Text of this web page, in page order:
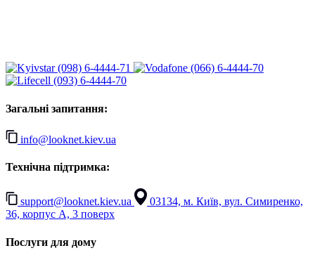
(098) 6-4444-71
(066) 6-4444-70
(093) 6-4444-70
Загальні запитання:
info@looknet.kiev.ua
Технічна підтримка:
support@looknet.kiev.ua
03134, м. Київ, вул. Симиренко,
36, корпус А, 3 поверх
Послуги для дому